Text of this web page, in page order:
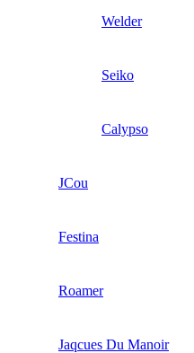
Welder
Seiko
Calypso
JCou
Festina
Roamer
Jaqcues Du Manoir